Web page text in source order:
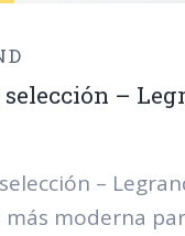
selección –
–
más moderna